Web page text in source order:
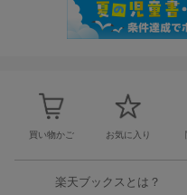
買い物かご お気に入り
楽天ブックスとは？